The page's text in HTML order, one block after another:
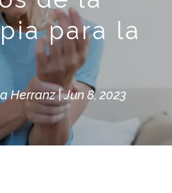
para la
Herranz|Jun 8, 2023